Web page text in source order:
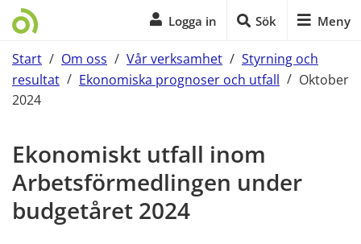
Logga in Sök Meny
Start / Om oss / Vår verksamhet / Styrning och
resultat / Ekonomiska prognoser och utfall / Oktober
2024
Ekonomiskt utfall inom
Arbetsförmedlingen under
budgetåret 2024